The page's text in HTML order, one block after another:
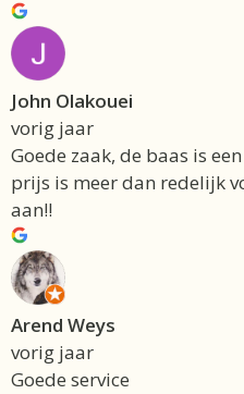
John Olakouei
vorig jaar
Goede zaak, de baas is
prijs is meer dan redelijk
aan!!
Arend Weys
vorig jaar
Goede service